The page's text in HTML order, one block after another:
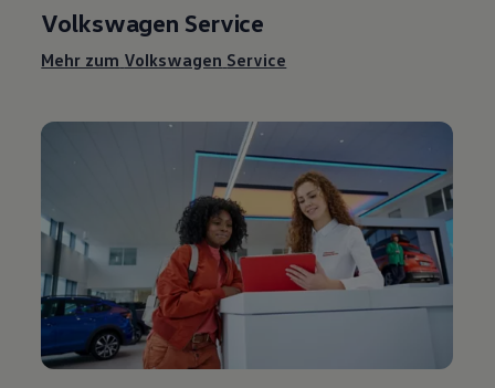
Volkswagen Service
Mehr zum Volkswagen Service